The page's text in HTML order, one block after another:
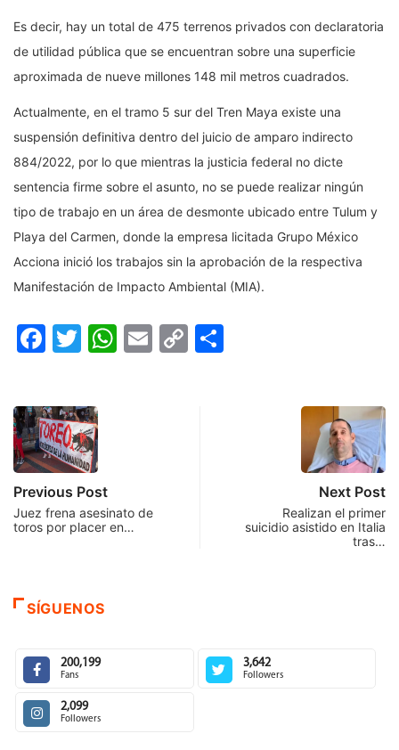
Es decir, hay un total de 475 terrenos privados con declaratoria
de utilidad pública que se encuentran sobre una superficie
aproximada de nueve millones 148 mil metros cuadrados.
Actualmente, en el tramo 5 sur del Tren Maya existe una
suspensión definitiva dentro del juicio de amparo indirecto
884/2022, por lo que mientras la justicia federal no dicte
sentencia firme sobre el asunto, no se puede realizar ningún
tipo de trabajo en un área de desmonte ubicado entre Tulum y
Playa del Carmen, donde la empresa licitada Grupo México
Acciona inició los trabajos sin la aprobación de la respectiva
Manifestación de Impacto Ambiental (MIA).
Facebook
Twitter
WhatsApp
Email
Copy
Previous Post
Juez frena asesinato de
toros por placer en…
Next Post
Realizan el primer
suicidio asistido en Italia
tras…
SÍGUENOS
200,199
Fans
3,642
Followers
2,099
Followers